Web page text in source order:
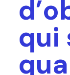
qui